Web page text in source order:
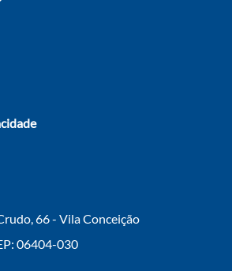
66 - Vila Conceição
06404-030